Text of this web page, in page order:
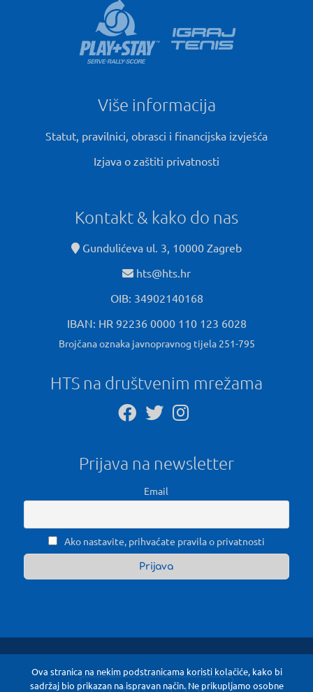
Više informacija
Statut, pravilnici, obrasci i financijska izvješća
Izjava o zaštiti privatnosti
Kontakt & kako do nas
Gundulićeva ul. 3, 10000 Zagreb
hts@hts.hr
OIB: 34902140168
IBAN: HR 92236 0000 110 123 6028
Brojčana oznaka javnopravnog tijela 251-795
HTS na društvenim mrežama
Prijava na newsletter
Email
Ako nastavite, prihvaćate pravila o privatnosti
Ova stranica na nekim podstranicama koristi kolačiće, kako bi
sadržaj bio prikazan na ispravan način. Ne prikupljamo osobne